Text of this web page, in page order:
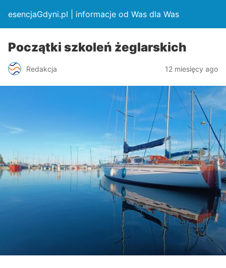
esencjaGdyni.pl | informacje od Was dla Was
Początki szkoleń żeglarskich
Redakcja 12 miesięcy ago